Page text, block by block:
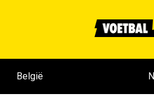
België